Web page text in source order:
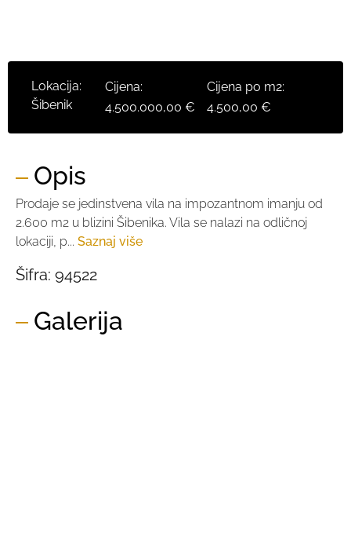
Lokacija:
Šibenik
Cijena:
4.500.000,00 €
Cijena po m2:
4.500,00 €
Opis
Prodaje se jedinstvena vila na impozantnom imanju od
2.600 m2 u blizini Šibenika. Vila se nalazi na odličnoj
lokaciji, p... Saznaj više
Šifra: 94522
Galerija